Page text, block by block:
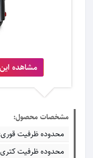
مشاهده
مشخصات محصول:
محدوده ظرفیت قوری: ۱.۵ تا ۲.۰
محدوده ظرفیت کتری:۱.۵ تا ۲.۰